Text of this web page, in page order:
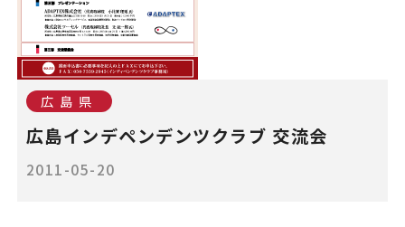
広島県
広島インデペンデンツクラブ 交流会
2011-05-20